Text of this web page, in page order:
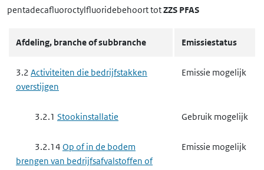
pentadecafluoroctylfluoride​behoort totZZS PFAS
Afdeling, branche of subbranche Emissiestatus
3.2 Activiteiten die bedrijfstakken
overstijgen
Emissie mogelijk
3.2.1 Stookinstallatie Gebruik mogelijk
3.2.14 Op of in de bodem
brengen van bedrijfsafvalstoffen of
Emissie mogelijk